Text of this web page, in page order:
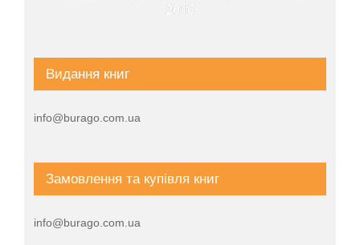
2016
Видання книг
info@burago.com.ua
Замовлення та купівля книг
info@burago.com.ua